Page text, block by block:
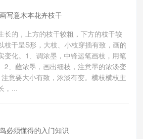
写意木本花卉枝干
长的，上方的枝干较粗，下方的枝干较
枝干呈S形，大枝、小枝穿插有致，画的
变化。1、调浓墨，中锋运笔画枝，用笔
2、蘸浓墨，画出细枝，注意墨的浓淡变
意要大小有致，浓淡有变。横枝横枝主
，...
必须懂得的入门知识